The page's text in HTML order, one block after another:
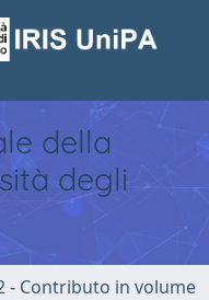
della
degli
- Contributo in volume